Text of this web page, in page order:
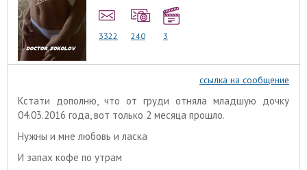
3322 240 3
ссылка на сообщение
Кстати дополню, что от груди отняла младшую дочку
04.03.2016 года, вот только 2 месяца прошло.
Нужны и мне любовь и ласка
И запах кофе по утрам